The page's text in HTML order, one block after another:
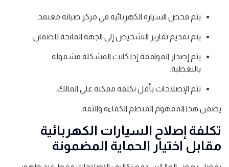
يتم فحص السيارة الكهربائية في مركز صيانة معتمد.
يتم تقديم تقارير التشخيص إلى الجهة المانحة للضمان.
يتم إصدار الموافقة إذا كانت المشكلة مشمولة
بالتغطية.
تتم الإصلاحات بأقل تكلفة ممكنة على المالك.
يضمن هذا المفهوم المنظم الكفاءة والثقة.
تكلفة إصلاح السيارات الكهربائية
مقابل اختيار الحماية المضمونة